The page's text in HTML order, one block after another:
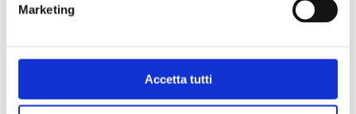
Marketing
Accetta tutti